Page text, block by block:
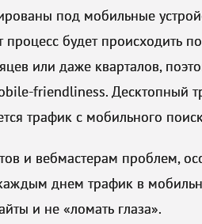
под мобильные
процесс будет происходить
или даже кварталов,
friendliness. Десктопный
трафик с мобильного
и вебмастерам проблем,
днем трафик в
и не «ломать глаза».